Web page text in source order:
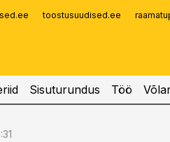
toostusuudised.ee
Sisuturundus Töö